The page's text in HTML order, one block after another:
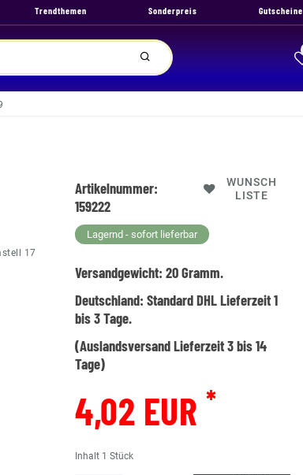
Trendthemen Sonderpreis Gutscheine
17
Artikelnummer:
159222
WUNSCH
LISTE
Lagernd - sofort lieferbar
Versandgewicht:20Gramm.
Deutschland:Standard DHL Lieferzeit 1
bis 3 Tage.
(Auslandsversand Lieferzeit 3 bis 14
Tage)
4,02 EUR *
Inhalt 1Stück